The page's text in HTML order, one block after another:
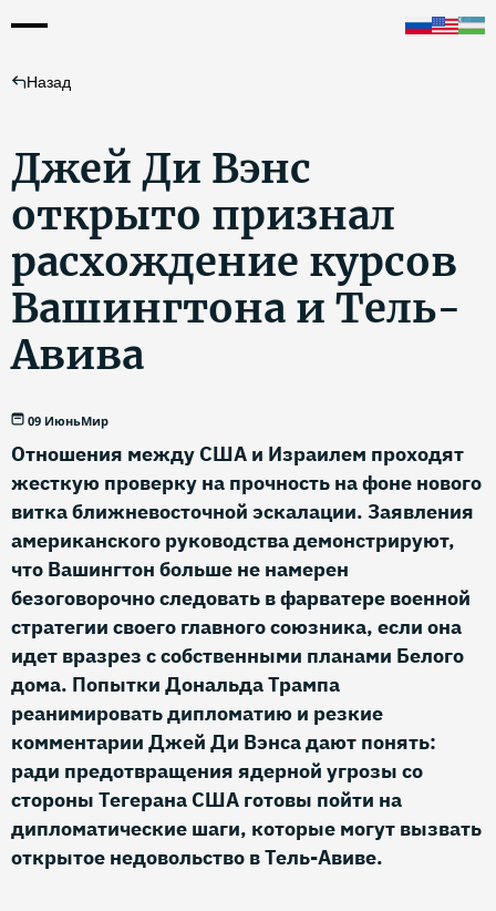
Назад
Джей Ди Вэнс
открыто признал
расхождение курсов
Вашингтона и Тель-
Авива
09 ИюньМир
Отношения между США и Израилем проходят
жесткую проверку на прочность на фоне нового
витка ближневосточной эскалации. Заявления
американского руководства демонстрируют,
что Вашингтон больше не намерен
безоговорочно следовать в фарватере военной
стратегии своего главного союзника, если она
идет вразрез с собственными планами Белого
дома. Попытки Дональда Трампа
реанимировать дипломатию и резкие
комментарии Джей Ди Вэнса дают понять:
ради предотвращения ядерной угрозы со
стороны Тегерана США готовы пойти на
дипломатические шаги, которые могут вызвать
открытое недовольство в Тель-Авиве.